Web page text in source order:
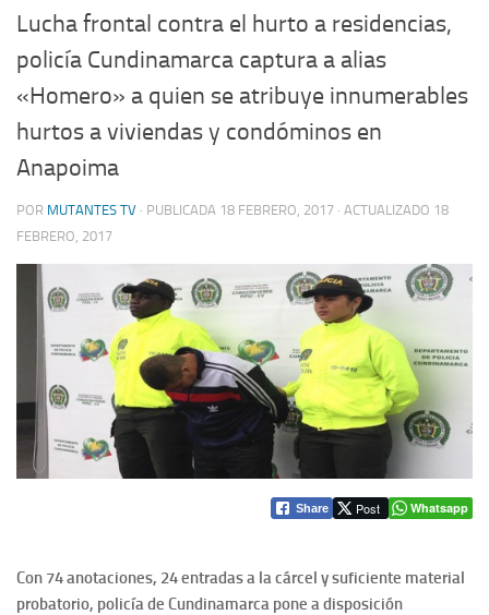
Lucha frontal contra el hurto a residencias,
policía Cundinamarca captura a alias
«Homero» a quien se atribuye innumerables
hurtos a viviendas y condóminos en
Anapoima
POR MUTANTES TV · PUBLICADA 18 FEBRERO, 2017 · ACTUALIZADO 18
FEBRERO, 2017
Share Post Whatsapp
Con 74 anotaciones, 24 entradas a la cárcel y suficiente material
probatorio, policía de Cundinamarca pone a disposición